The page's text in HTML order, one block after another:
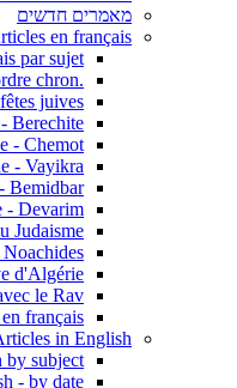
מאמרים חדשים
en français
par sujet
.Articles en français - par ordre chron
juives
Berechite
- Chemot
- Vayikra
Bemidbar
- Devarim
Judaisme
d'Algérie
le Rav
français
in English
by subject
- by date